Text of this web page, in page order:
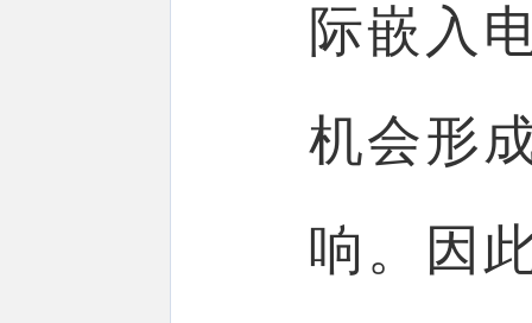
际嵌入
机会形
响。因